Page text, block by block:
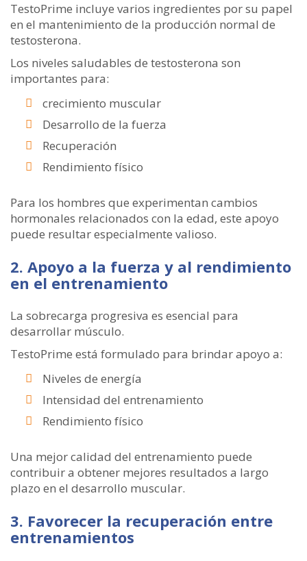
TestoPrime incluye varios ingredientes por su papel
en el mantenimiento de la producción normal de
testosterona.
Los niveles saludables de testosterona son
importantes para:
crecimiento muscular
Desarrollo de la fuerza
Recuperación
Rendimiento físico
Para los hombres que experimentan cambios
hormonales relacionados con la edad, este apoyo
puede resultar especialmente valioso.
2. Apoyo a la fuerza y ​​al rendimiento
en el entrenamiento
La sobrecarga progresiva es esencial para
desarrollar músculo.
TestoPrime está formulado para brindar apoyo a:
Niveles de energía
Intensidad del entrenamiento
Rendimiento físico
Una mejor calidad del entrenamiento puede
contribuir a obtener mejores resultados a largo
plazo en el desarrollo muscular.
3. Favorecer la recuperación entre
entrenamientos